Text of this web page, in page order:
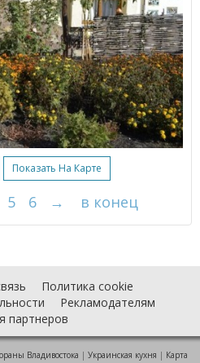
Показать На Карте
5 6 → в конец
Политика cookie
Рекламодателям
партнеров
Владивостока | Украинская кухня | Карта